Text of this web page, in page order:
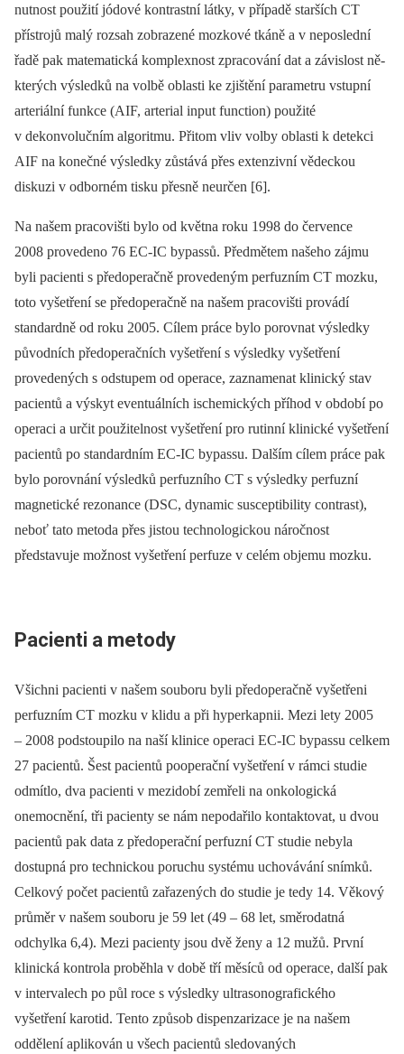
nutnost použití jódové kontrastní látky, v případě starších CT
přístrojů malý rozsah zobrazené mozkové tkáně a v neposlední
řadě pak matematická komplexnost zpracování dat a závislost ně­
kte­rých výsledků na volbě oblasti ke zjištění parametru vstupní
arteriální funkce (AIF, arterial input function) použité
v dekonvolučním algoritmu. Přitom vliv volby oblasti k detekci
AIF na konečné výsledky zůstává přes extenzivní vědeckou
diskuzi v odborném tisku přesně neurčen [6].
Na našem pracovišti bylo od května roku 1998 do července
2008 provedeno 76 EC‑IC bypassů. Předmětem našeho zájmu
byli pacienti s předoperačně provedeným perfuzním CT mozku,
toto vyšetření se předoperačně na našem pracovišti provádí
standardně od roku 2005. Cílem práce bylo porovnat výsledky
původních předoperačních vyšetření s výsledky vyšetření
provedených s odstupem od operace, zaznamenat klinický stav
pacientů a výskyt eventuálních ischemických příhod v období po
operaci a určit použitelnost vyšetření pro rutinní klinické vyšetření
pacientů po standardním EC‑IC bypassu. Dalším cílem práce pak
bylo porovnání výsledků perfuzního CT s výsledky perfuzní
magnetické rezonance (DSC, dynamic susceptibility contrast),
neboť tato metoda přes jistou technologickou náročnost
představuje možnost vyšetření perfuze v celém objemu mozku.
Pacienti a metody
Všichni pacienti v našem souboru byli předoperačně vyšetřeni
perfuzním CT mozku v klidu a při hyperkapnii. Mezi lety 2005
–⁠ 2008 podstoupilo na naší klinice operaci EC‑IC bypassu celkem
27 pacientů. Šest pacientů pooperační vyšetření v rámci studie
odmítlo, dva pacienti v mezidobí zemřeli na onkologická
onemocnění, tři pacienty se nám nepodařilo kontaktovat, u dvou
pacientů pak data z předoperační perfuzní CT studie nebyla
dostupná pro technickou poruchu systému uchovávání snímků.
Celkový počet pacientů zařazených do studie je tedy 14. Věkový
průměr v našem souboru je 59 let (49 –⁠ 68 let, směrodatná
odchylka 6,4). Mezi pacienty jsou dvě ženy a 12 mužů. První
klinická kontrola proběhla v době tří měsíců od operace, další pak
v intervalech po půl roce s výsledky ultrasonografického
vyšetření karotid. Tento způsob dispenzarizace je na našem
oddělení aplikován u všech pacientů sledovaných